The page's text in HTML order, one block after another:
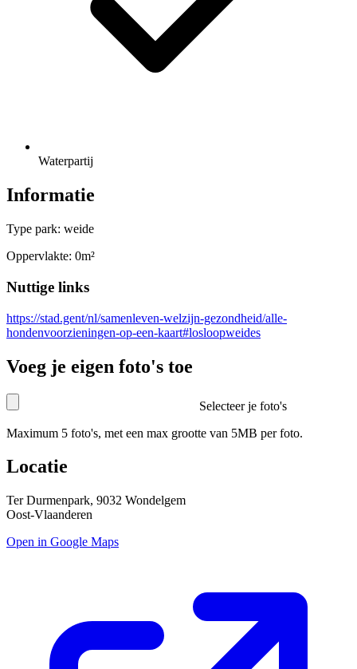
Waterpartij
Informatie
Type park: weide
Oppervlakte: 0m²
Nuttige links
https://stad.gent/nl/samenleven-welzijn-gezondheid/alle-
hondenvoorzieningen-op-een-kaart#losloopweides
Voeg je eigen foto's toe
Selecteer je foto's
Maximum 5 foto's, met een max grootte van 5MB per foto.
Locatie
Ter Durmenpark, 9032 Wondelgem
Oost-Vlaanderen
Open in Google Maps